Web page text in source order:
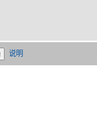
说明